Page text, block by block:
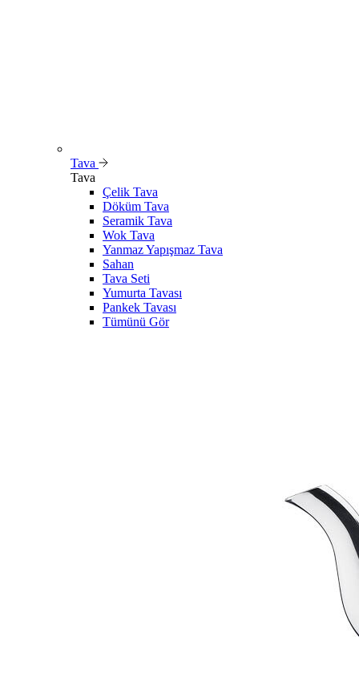
Tava
Tava
Çelik Tava
Döküm Tava
Seramik Tava
Wok Tava
Yanmaz Yapışmaz Tava
Sahan
Tava Seti
Yumurta Tavası
Pankek Tavası
Tümünü Gör